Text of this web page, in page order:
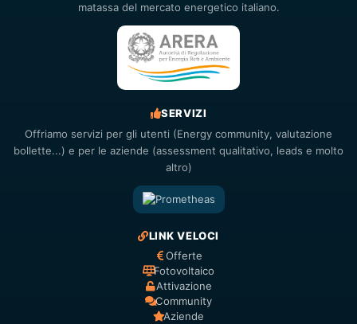
matassa del mercato energetico italiano.
SERVIZI
Offriamo servizi per gli utenti (Energy community, valutazione
bollette...) e per le aziende (assessment qualitativo, leads e molto
altro)
LINK VELOCI
Offerte
Fotovoltaico
Attivazione
Community
Aziende